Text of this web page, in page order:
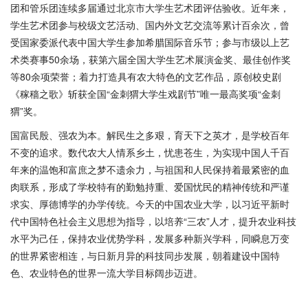
团和管乐团连续多届通过北京市大学生艺术团评估验收。近年来，
学生艺术团参与校级文艺活动、国内外文艺交流等累计百余次，曾
受国家委派代表中国大学生参加希腊国际音乐节；参与市级以上艺
术类赛事50余场，获第六届全国大学生艺术展演金奖、最佳创作奖
等80余项荣誉；着力打造具有农大特色的文艺作品，原创校史剧
《稼穑之歌》斩获全国“金刺猬大学生戏剧节”唯一最高奖项“金刺
猬”奖。
国富民殷、强农为本。解民生之多艰，育天下之英才，是学校百年
不变的追求。数代农大人情系乡土，忧患苍生，为实现中国人千百
年来的温饱和富庶之梦不遗余力，与祖国和人民保持着最紧密的血
肉联系，形成了学校特有的勤勉持重、爱国忧民的精神传统和严谨
求实、厚德博学的办学传统。今天的中国农业大学，以习近平新时
代中国特色社会主义思想为指导，以培养“三农”人才，提升农业科技
水平为己任，保持农业优势学科，发展多种新兴学科，同瞬息万变
的世界紧密相连，与日新月异的科技同步发展，朝着建设中国特
色、农业特色的世界一流大学目标阔步迈进。